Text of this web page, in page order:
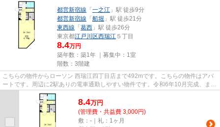
都営新宿線 「 一之江 」駅 徒歩9分
都営新宿線 「 船堀 」駅 徒歩21分
東西線 「 葛西 」駅 徒歩26分
東京都江戸川区西瑞江 ５丁目
8.4万円
築年数：築1年 ｜募集中： 1室
階数：3階建
こちらの物件からローソン 西瑞江四丁目店まで492mです。こちらの物件はアパ
ートです。周辺に2駅ありの電車通勤しやすい物件です。令和6年10月完成、まだ
まだ新しい築浅物件。賃貸情報...
8.4万円
(管理費・共益費 3,000円)
敷：-｜礼：1ヶ月